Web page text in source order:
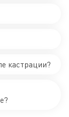
кастрации?